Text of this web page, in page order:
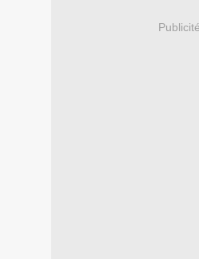
Publicité